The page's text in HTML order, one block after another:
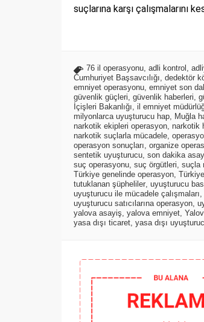
suçlarına karşı çalışmalarını
76 il operasyonu, adli kontrol ,
Cumhuriyet Başsavcılığı, dedektör
emniyet operasyonu, emniyet son
güvenlik güçleri, güvenlik haberleri,
İçişleri Bakanlığı, il emniyet
milyonlarca uyuşturucu hap, Muğla
narkotik ekipleri operasyon, narkotik
narkotik suçlarla mücadele,
operasyon sonuçları, organize
sentetik uyuşturucu, son dakika
suç operasyonu, suç örgütleri, suçla
Türkiye genelinde operasyon,
tutuklanan şüpheliler, uyuşturucu
uyuşturucu ile mücadele çalışmaları,
uyuşturucu satıcılarına operasyon,
yalova asayiş, yalova emniyet,
yasa dışı ticaret, yasa dışı